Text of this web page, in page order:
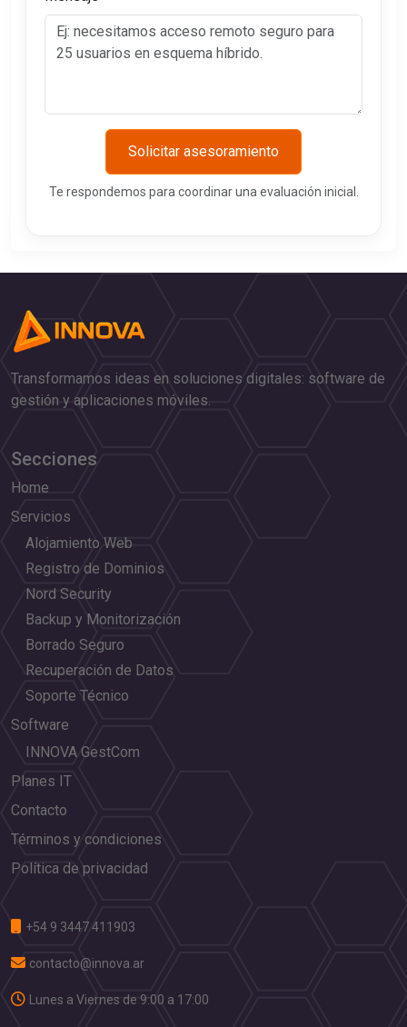
Solicitar asesoramiento
Te respondemos para coordinar una evaluación inicial.
Transformamos ideas en soluciones digitales: software de
gestión y aplicaciones móviles.
Secciones
Home
Servicios
Alojamiento Web
Registro de Dominios
Nord Security
Backup y Monitorización
Borrado Seguro
Recuperación de Datos
Soporte Técnico
Software
INNOVA GestCom
Planes IT
Contacto
Términos y condiciones
Política de privacidad
+54 9 3447 411903
contacto@innova.ar
Lunes a Viernes de 9:00 a 17:00